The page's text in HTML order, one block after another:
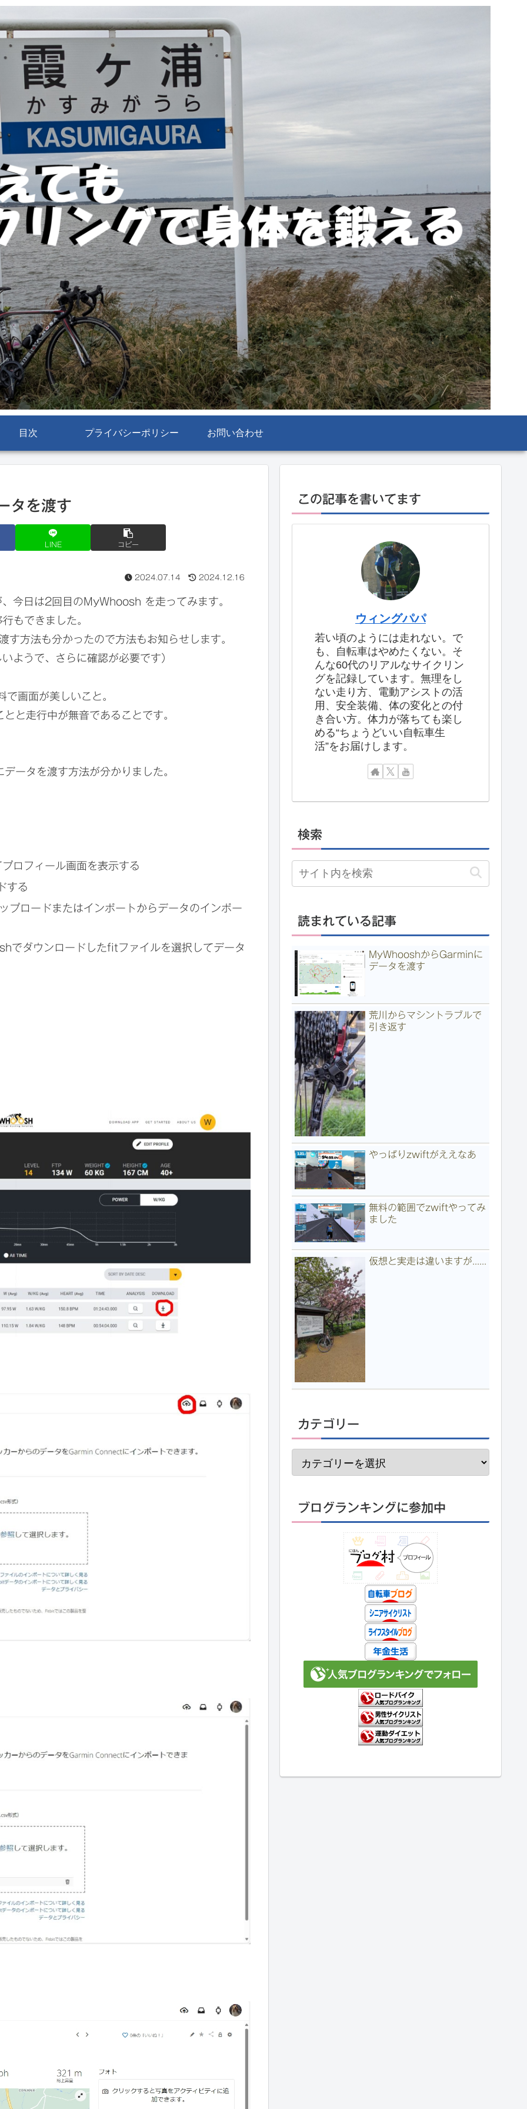
目次 プライバシーポリシー お問い合わせ
を渡す
LINE コピー
2024.07.14 2024.12.16
今日は2回目のMyWhoosh を走ってみます。
もできました。
方法も分かったので方法もお知らせします。
ようで、さらに確認が必要です）
画面が美しいこと。
と走行中が無音であることです。
ータを渡す方法が分かりました。
ロフィール画面を表示する
する
ロードまたはインポートからデータのインポー
でダウンロードしたfitファイルを選択してデータ
この記事を書いてます
ウィングパパ
若い頃のようには走れない。で
も、自転車はやめたくない。そ
んな60代のリアルなサイクリン
グを記録しています。無理をし
ない走り方、電動アシストの活
用、安全装備、体の変化との付
き合い方。体力が落ちても楽し
める“ちょうどいい自転車生
活”をお届けします。
検索
読まれている記事
MyWhooshからGarminに
データを渡す
荒川からマシントラブルで
引き返す
やっぱりzwiftがええなあ
無料の範囲でzwiftやってみ
ました
仮想と実走は違いますが......
カテゴリー
ブログランキングに参加中